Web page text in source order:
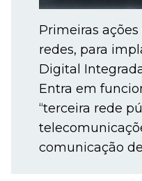
Primeiras
redes, para
Digital
Entra em
“terceira rede
comunicação